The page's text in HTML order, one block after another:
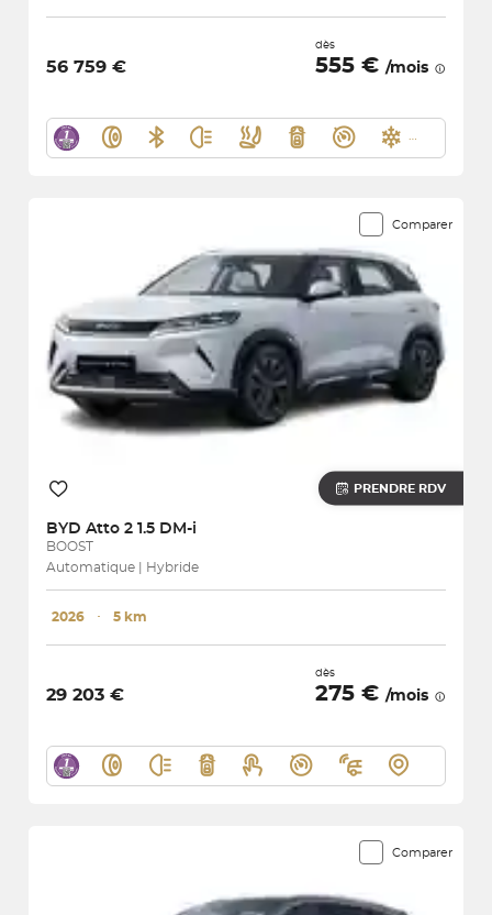
56 759 €
dès
555 € /mois
Comparer
PRENDRE RDV
BYD Atto 2 1.5 DM-i
BOOST
Automatique | Hybride
2026 ･ 5 km
29 203 €
dès
275 € /mois
Comparer